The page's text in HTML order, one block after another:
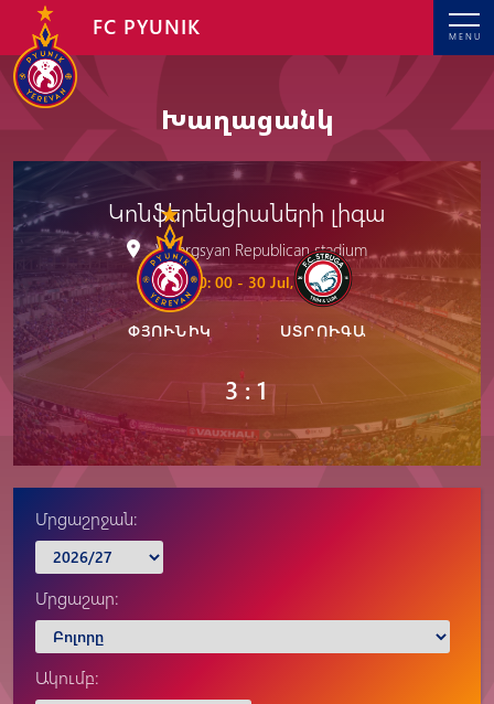
MENU
FC PYUNIK
Խաղացանկ
Կոնֆերենցիաների լիգա
V. Sargsyan Republican stadium
20: 00 - 30 Jul, 2024
ՓՅՈՒՆԻԿ
3 : 1
ՍՏՐՈՒԳԱ
Մրցաշրջան:
Մրցաշար:
Ակումբ: